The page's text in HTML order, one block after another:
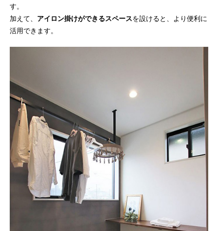
す。
加えて、 アイロン掛けができるスペースを設けると、より便利に
活用できます。